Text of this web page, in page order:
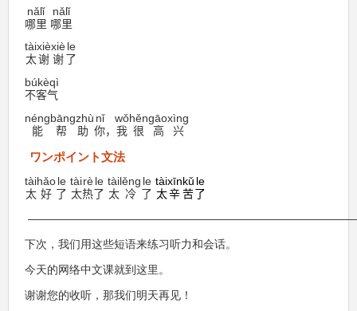
哪里
nǎlǐ
哪里
nǎlǐ
太
tài
谢谢
xièxiè
了
le
不客气
búkèqì
能
néng
帮助
bāngzhù
你
nǐ
， 我
wǒ
很
hěn
高兴
gāoxìng
ワンポイント文法
太
tài
好
hǎo
了
le
太
tài
热
rè
了
le
太
tài
冷
lěng
了
le
太
tài
辛苦
xīnkǔ
了
le
—————————————————————————————–
下次，我们用这些短语来练习听力和会话。
今天的网络中文课就到这里。
谢谢您的收听，那我们明天再见！